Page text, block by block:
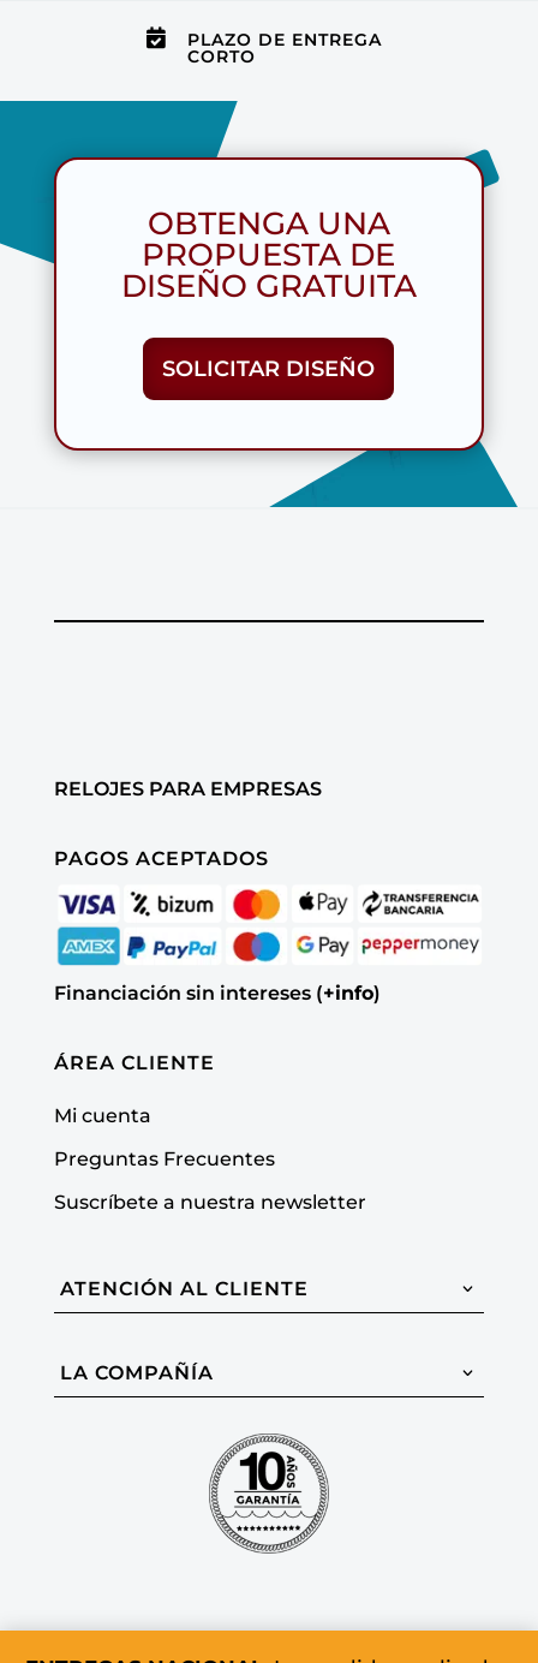
 PLAZO DE ENTREGA
CORTO
OBTENGA UNA
PROPUESTA DE
DISEÑO GRATUITA
SOLICITAR DISEÑO
RELOJES PARA EMPRESAS
PAGOS ACEPTADOS
Financiación sin intereses (+info)
ÁREA CLIENTE
Mi cuenta
Preguntas Frecuentes
Suscríbete a nuestra newsletter
ATENCIÓN AL CLIENTE
LA COMPAÑÍA